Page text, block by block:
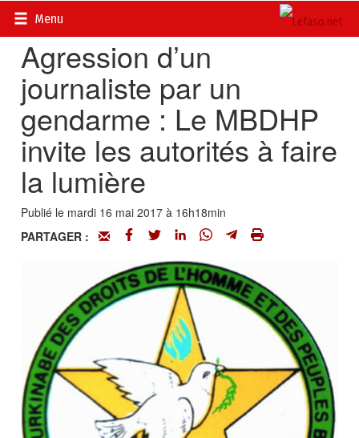
Menu
Accueil>
Agression d’un
journaliste par un
gendarme : Le MBDHP
invite les autorités à faire
la lumière
Publié le mardi 16 mai 2017 à 16h18min
PARTAGER :